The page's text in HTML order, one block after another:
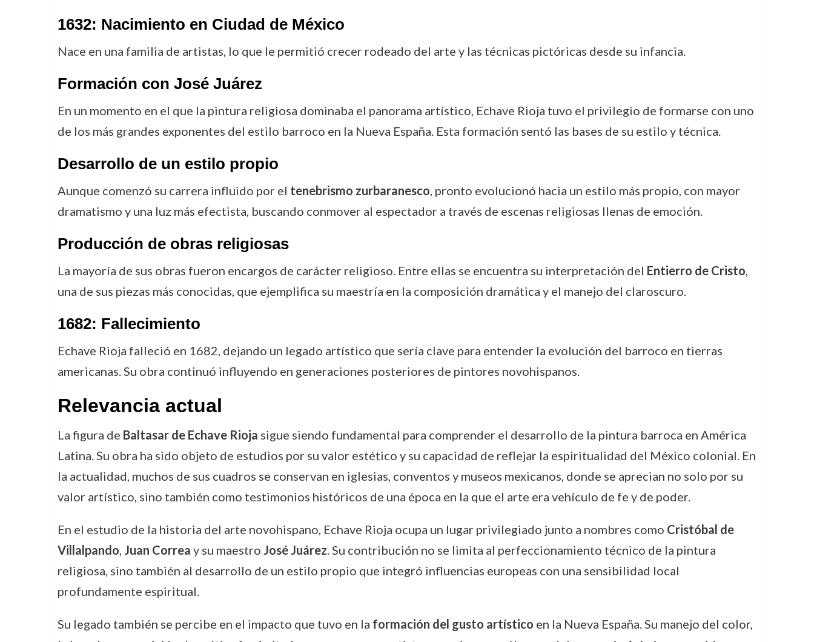
1632: Nacimiento en Ciudad de México
Nace en una familia de artistas, lo que le permitió crecer rodeado del arte y las técnicas pictóricas desde su infancia.
Formación con José Juárez
En un momento en el que la pintura religiosa dominaba el panorama artístico, Echave Rioja tuvo el privilegio de formarse con uno
de los más grandes exponentes del estilo barroco en la Nueva España. Esta formación sentó las bases de su estilo y técnica.
Desarrollo de un estilo propio
Aunque comenzó su carrera influido por el tenebrismo zurbaranesco, pronto evolucionó hacia un estilo más propio, con mayor
dramatismo y una luz más efectista, buscando conmover al espectador a través de escenas religiosas llenas de emoción.
Producción de obras religiosas
La mayoría de sus obras fueron encargos de carácter religioso. Entre ellas se encuentra su interpretación del Entierro de Cristo,
una de sus piezas más conocidas, que ejemplifica su maestría en la composición dramática y el manejo del claroscuro.
1682: Fallecimiento
Echave Rioja falleció en 1682, dejando un legado artístico que sería clave para entender la evolución del barroco en tierras
americanas. Su obra continuó influyendo en generaciones posteriores de pintores novohispanos.
Relevancia actual
La figura de Baltasar de Echave Rioja sigue siendo fundamental para comprender el desarrollo de la pintura barroca en América
Latina. Su obra ha sido objeto de estudios por su valor estético y su capacidad de reflejar la espiritualidad del México colonial. En
la actualidad, muchos de sus cuadros se conservan en iglesias, conventos y museos mexicanos, donde se aprecian no solo por su
valor artístico, sino también como testimonios históricos de una época en la que el arte era vehículo de fe y de poder.
En el estudio de la historia del arte novohispano, Echave Rioja ocupa un lugar privilegiado junto a nombres como Cristóbal de
Villalpando, Juan Correa y su maestro José Juárez. Su contribución no se limita al perfeccionamiento técnico de la pintura
religiosa, sino también al desarrollo de un estilo propio que integró influencias europeas con una sensibilidad local
profundamente espiritual.
Su legado también se percibe en el impacto que tuvo en la formación del gusto artístico en la Nueva España. Su manejo del color,